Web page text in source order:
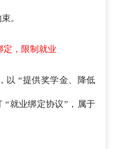
。
定，限制就业
以 “提供奖学金、降低
“就业绑定协议”，属于